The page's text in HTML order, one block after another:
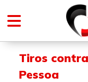
Tiros
Pessoa